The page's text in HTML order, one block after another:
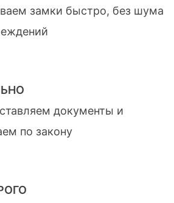
замки быстро, без шума
документы и
по закону